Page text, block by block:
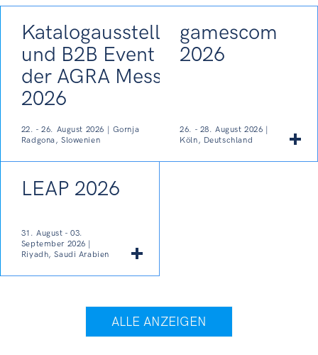
Katalogausstellung
und B2B Event auf
der AGRA Messe
2026
22. - 26. August 2026 | Gornja
Radgona, Slowenien
gamescom
2026
26. - 28. August 2026 |
Köln, Deutschland
LEAP 2026
31. August - 03.
September 2026 |
Riyadh, Saudi Arabien
ALLE ANZEIGEN